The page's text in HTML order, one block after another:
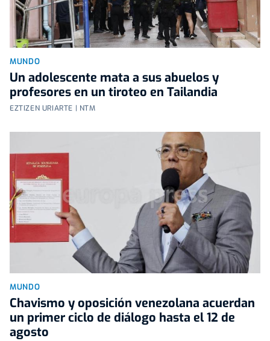
MUNDO
Un adolescente mata a sus abuelos y
profesores en un tiroteo en Tailandia
EZTIZEN URIARTE | NTM
MUNDO
Chavismo y oposición venezolana acuerdan
un primer ciclo de diálogo hasta el 12 de
agosto